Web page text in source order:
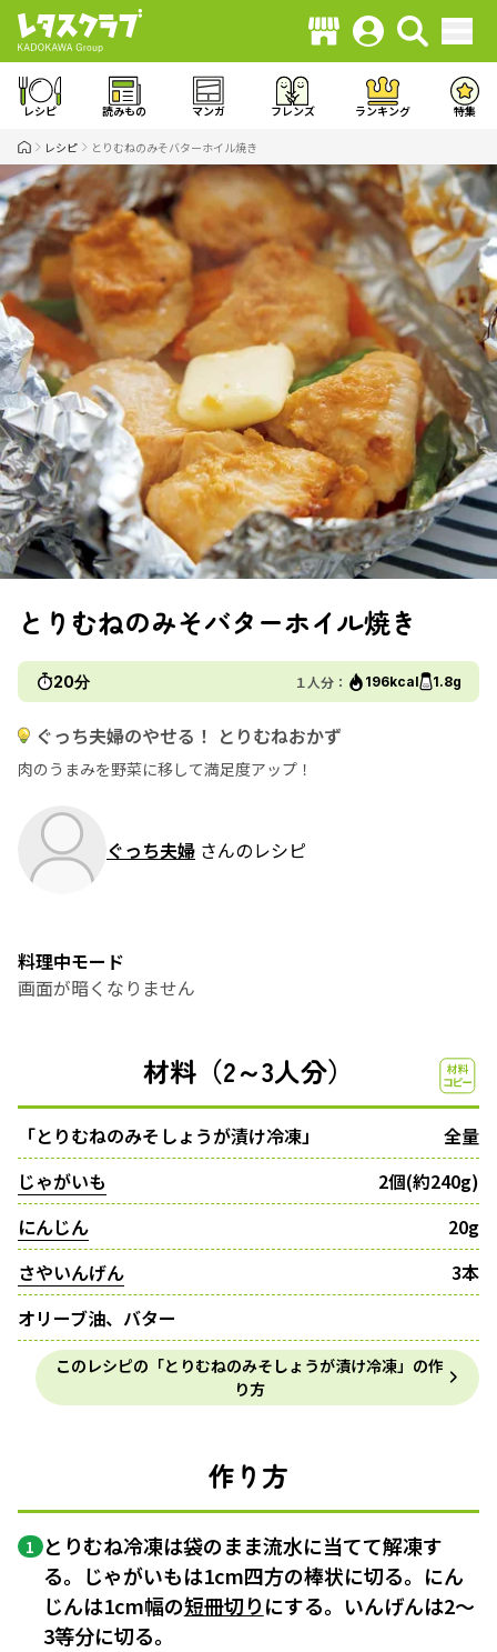
レシピ 読みもの マンガ フレンズ ランキング 特集
レシピ とりむねのみそバターホイル焼き
とりむねのみそバターホイル焼き
20分 １人分： 196kcal 1.8g
ぐっち夫婦のやせる！ とりむねおかず
肉のうまみを野菜に移して満足度アップ！
ぐっち夫婦 さんのレシピ
料理中モード
画面が暗くなりません
材料（2～3人分）
「とりむねのみそしょうが漬け冷凍」
全量
じゃがいも
2個(約240g)
にんじん
20g
さやいんげん
3本
オリーブ油、バター
このレシピの「とりむねのみそしょうが漬け冷凍」の作
り方
作り方
1 とりむね冷凍は袋のまま流水に当てて解凍す
る。じゃがいもは1cm四方の棒状に切る。にん
じんは1cm幅の短冊切りにする。いんげんは2～
3等分に切る。